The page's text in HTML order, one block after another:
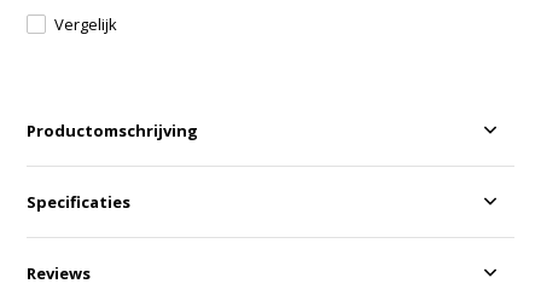
Vergelijk
Productomschrijving
Specificaties
Reviews